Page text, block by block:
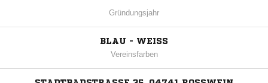
Gründungsjahr
BLAU - WEISS
Vereinsfarben